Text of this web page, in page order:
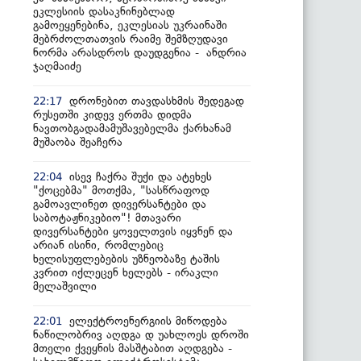
ეკლესიის დასაკნინებლად
გამოეყენებინა, ეკლესიას უკრაინაში
მებრძოლთათვის რაიმე შემზღუდავი
ნორმა არასდროს დაუდგენია - ანდრია
ჯაღმაიძე
22:17 დრონებით თავდასხმის შედეგად
რუსეთში კიდევ ერთმა დიდმა
ნავთობგადამამუშავებელმა ქარხანამ
მუშაობა შეაჩერა
22:04 ისევ ჩაქრა შუქი და ატეხეს
"ქოცებმა" მოთქმა, "სასწრაფოდ
გამოავლინეთ დივერსანტები და
საბოტაჟნიკებიო"! მთავარი
დივერსანტები ყოველთვის იყვნენ და
არიან ისინი, რომლებიც
ხელისუფლებების უზნეობაზე ტაშის
კვრით იქლეცენ ხელებს - ირაკლი
მელაშვილი
22:01
ელექტროენერგიის მიწოდება
ნაწილობრივ აღდგა დ უახლოეს დროში
მთელი ქვეყნის მასშტაბით აღდგება -